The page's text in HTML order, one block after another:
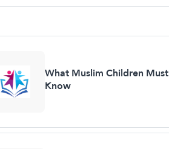
What Muslim Children Must
Know